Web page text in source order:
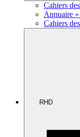
Cahiers
Annuaire
Cahiers
RHD